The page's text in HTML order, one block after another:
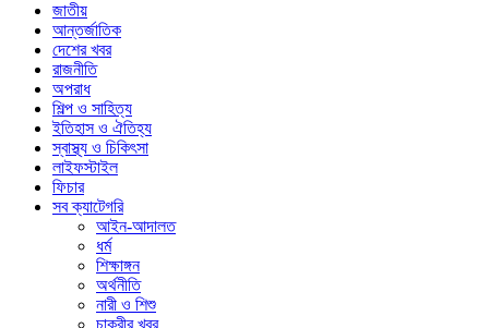
জাতীয়
আন্তর্জাতিক
দেশের খবর
রাজনীতি
অপরাধ
শিল্প ও সাহিত্য
ইতিহাস ও ঐতিহ্য
স্বাস্থ্য ও চিকিৎসা
লাইফস্টাইল
ফিচার
সব ক্যাটেগরি
আইন-আদালত
ধর্ম
শিক্ষাঙ্গন
অর্থনীতি
নারী ও শিশু
চাকুরীর খবর